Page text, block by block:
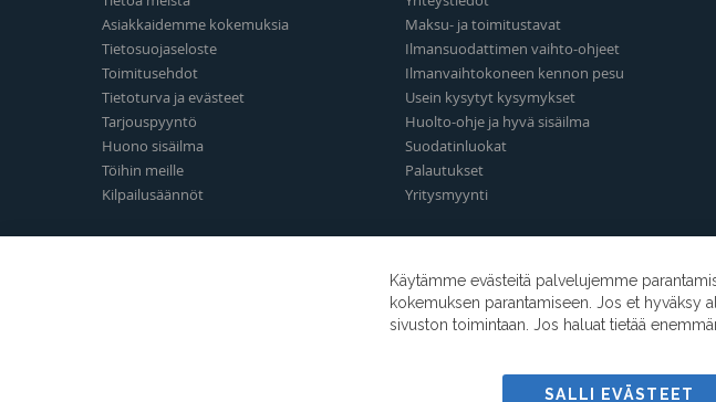
Asiakkaidemme kokemuksia
Tietosuojaseloste
Toimitusehdot
Tietoturva ja evästeet
Tarjouspyyntö
Huono sisäilma
Töihin meille
Kilpailusäännöt
Maksu- ja toimitustavat
Ilmansuodattimen vaihto-ohjeet
Ilmanvaihtokoneen kennon pesu
Usein kysytyt kysymykset
Huolto-ohje ja hyvä sisäilma
Suodatinluokat
Palautukset
Yritysmyynti
Käytämme evästeitä palvelujemme
kokemuksen parantamiseen. Jos et hyväksy
sivuston toimintaan. Jos haluat tietää
SALLI EVÄSTEET